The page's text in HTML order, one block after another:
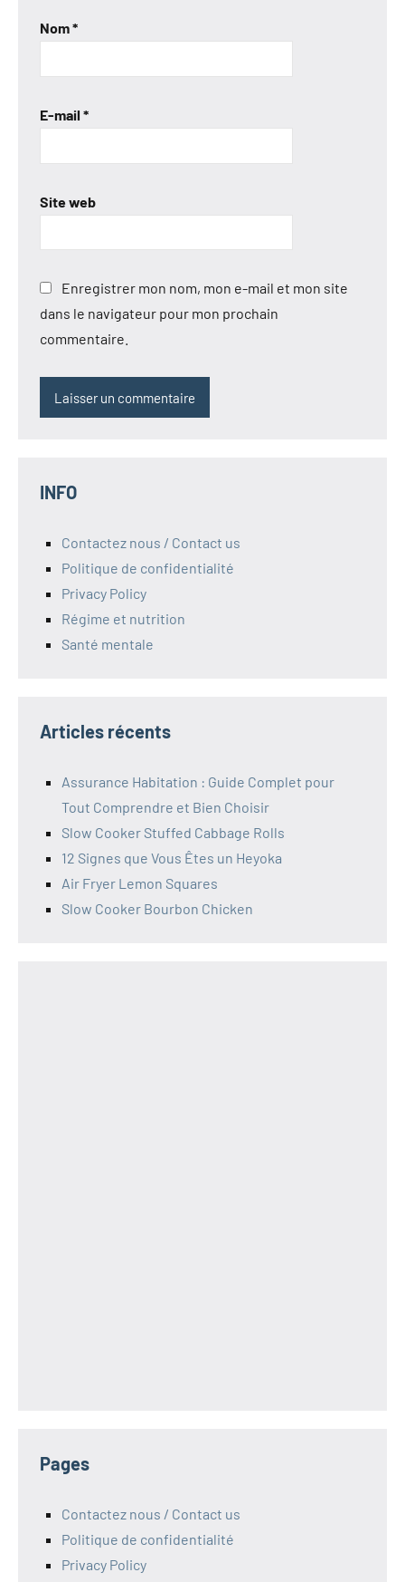
Nom*
E-mail *
Site web
Enregistrer mon nom, mon e-mail et mon site
dans le navigateur pour mon prochain
commentaire.
INFO
Contactez nous / Contact us
Politique de confidentialité
Privacy Policy
Régime et nutrition
Santé mentale
Articles récents
Assurance Habitation : Guide Complet pour
Tout Comprendre et Bien Choisir
Slow Cooker Stuffed Cabbage Rolls
12 Signes que Vous Êtes un Heyoka
Air Fryer Lemon Squares
Slow Cooker Bourbon Chicken
Pages
Contactez nous / Contact us
Politique de confidentialité
Privacy Policy